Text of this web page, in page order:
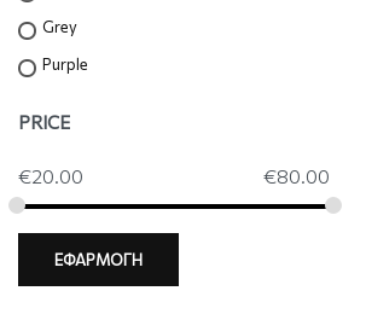
Grey
Purple
PRICE
€20.00 €80.00
ΕΦΑΡΜΟΓΗ